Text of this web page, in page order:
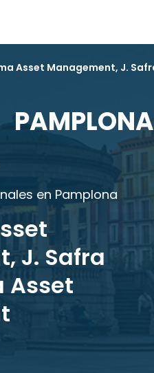
Asset Management, J.
PAMPLONA
en Pamplona
J. Safra
Asset